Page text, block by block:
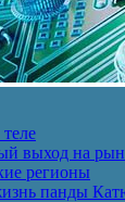
выход на
регионы
панды